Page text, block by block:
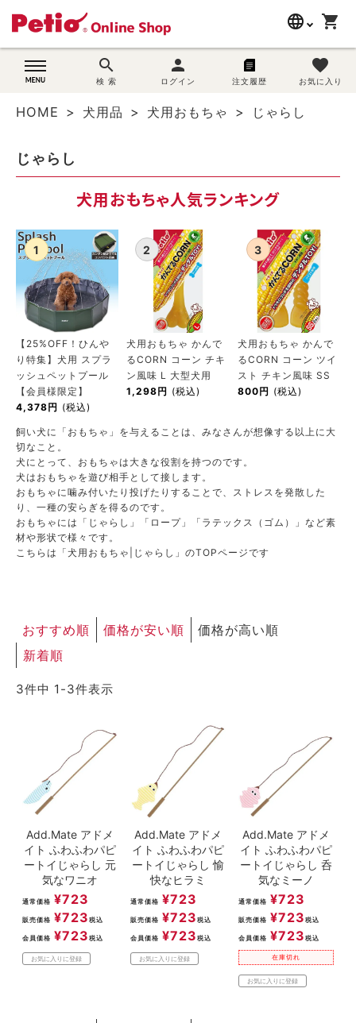
language
wovn-lang-name
shopping_cart
search
検 索
person
ログイン 注文履歴
favorite
お気に入り
search
うさぎ用品
ブランド別に探す
目的別に探す
SNS
ご利用案内
ACCOUNT MENU
ようこそ ゲスト 様
meeting_room ログイン person 新規会員登録
HOME 犬用品 犬用おもちゃ じゃらし
じゃらし
犬用おもちゃ人気ランキング
【25%OFF！ひんや
り特集】犬用 スプラ
ッシュペットプール
【会員様限定】
4,378円 (税込)
犬用おもちゃ かんで
るCORN コーン チキ
ン風味 L 大型犬用
1,298円 (税込)
犬用おもちゃ かんで
るCORN コーン ツイ
スト チキン風味 SS
800円 (税込)
飼い犬に「おもちゃ」を与えることは、みなさんが想像する以上に大
切なこと。
犬にとって、おもちゃは大きな役割を持つのです。
犬はおもちゃを遊び相手として接します。
おもちゃに噛み付いたり投げたりすることで、ストレスを発散した
り、一種の安らぎを得るのです。
おもちゃには 「じゃらし」 「ロープ」 「ラテックス（ゴム）」 など素
材や形状で様々です。
こちらは「犬用おもちゃ|じゃらし」のTOPページです
おすすめ順 価格が安い順
価格が高い順
新着順
3件中 1 -3件表示
Add.Mate アドメ
イト ふわふわパピ
ートイじゃらし 元
気なワニオ
通常価格 ¥723
販売価格 ¥723 税込
会員価格 ¥723 税込
お気に入りに登録
Add.Mate アドメ
イト ふわふわパピ
ートイじゃらし 愉
快なヒラミ
通常価格 ¥723
販売価格 ¥723 税込
会員価格 ¥723 税込
お気に入りに登録
Add.Mate アドメ
イト ふわふわパピ
ートイじゃらし 呑
気なミーノ
通常価格 ¥723
販売価格 ¥723 税込
会員価格 ¥723 税込
在庫切れ
お気に入りに登録